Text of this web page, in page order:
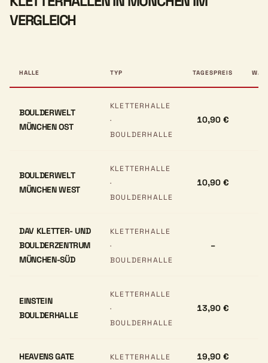
VERGLEICH
HALLE TYP TAGESPREIS
BOULDERWELT
MÜNCHEN OST
KLETTERHALLE
·
BOULDERHALLE
10,90 €
BOULDERWELT
MÜNCHEN WEST
KLETTERHALLE
·
BOULDERHALLE
10,90 €
DAV KLETTER- UND
BOULDERZENTRUM
MÜNCHEN-SÜD
KLETTERHALLE
·
BOULDERHALLE
–
EINSTEIN
BOULDERHALLE
KLETTERHALLE
·
BOULDERHALLE
13,90 €
HEAVENS GATE KLETTERHALLE 19,90 €